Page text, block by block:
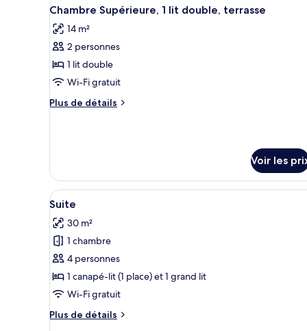
Supérieure
de
Chambre
Double
toutes
les
photos
pour
ce
type
de
1
lit
double,
terrasse
14
Chambre Supérieure, 1 lit double, terrasse
14 m²
2 personnes
1 lit double
Wi-Fi gratuit
Plus de détails
Plus
de
chambre
Chambre
lit
double,
terrasse
Voir les
Afficher
toutes
les
photos
pour
ce
type
chambre :
Une chambre d’hôtel avec
13
Suite
30 m²
1 chambre
4 personnes
1 canapé-lit (1 place) et 1 grand lit
Wi-Fi gratuit
Plus de détails
Plus